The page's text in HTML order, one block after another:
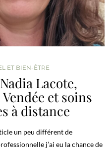
ET BIEN-ÊTRE
Lacote,
et soins
à distance
un peu différent de
j’ai eu la chance de